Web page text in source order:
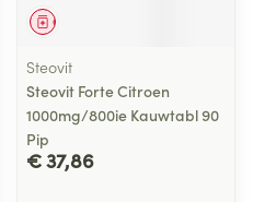
Geneesmiddel
Steovit
Steovit Forte Citroen
1000mg/800ie Kauwtabl 90
Pip
€ 37,86